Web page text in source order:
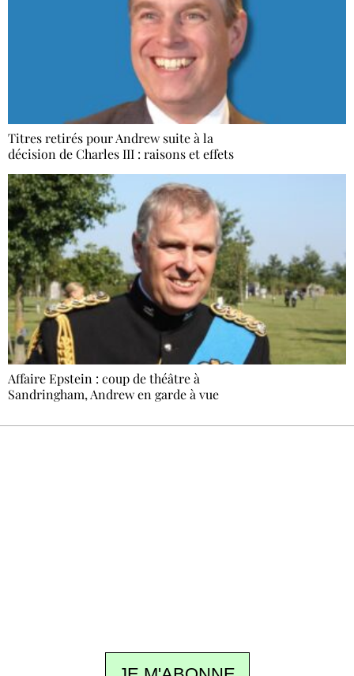
Titres retirés pour Andrew suite à la
décision de Charles III : raisons et effets
Affaire Epstein : coup de théâtre à
Sandringham, Andrew en garde à vue